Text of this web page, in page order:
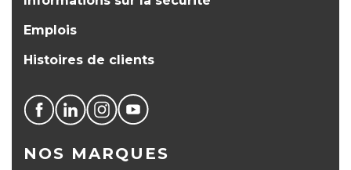
Emplois
Histoires de clients
NOS MARQUES